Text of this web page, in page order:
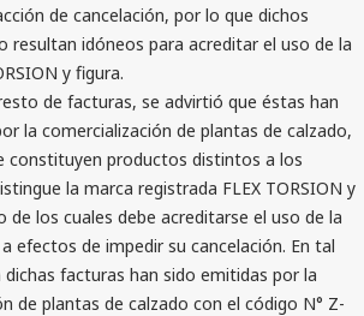
de cancelación, por lo que dichos
resultan idóneos para acreditar el uso de la
y figura.
de facturas, se advirtió que éstas han
la comercialización de plantas de calzado,
constituyen productos distintos a los
la marca registrada FLEX TORSION y
de los cuales debe acreditarse el uso de la
efectos de impedir su cancelación. En tal
facturas han sido emitidas por la
de plantas de calzado con el código N° Z-